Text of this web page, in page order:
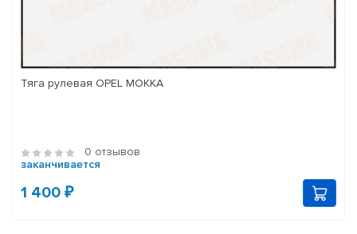
Тяга рулевая OPEL MOKKA
0 отзывов
заканчивается
1 400 ₽